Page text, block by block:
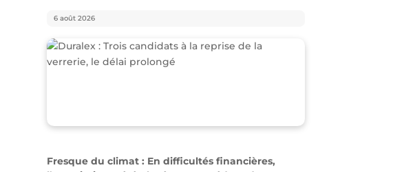
l’association a été placée en procédure de
6 août 2026